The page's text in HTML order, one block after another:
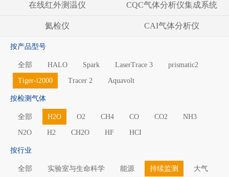
在线红外测温仪 CQC气体分析仪集成系统
氦检仪 CAI气体分析仪
按产品型号
全部 HALO Spark LaserTrace 3 prismatic2
Tiger-i2000 Tracer 2 Aquavolt
按检测气体
全部 H2O O2 CH4 CO CO2 NH3
N2O H2 CH2O HF HCI
按行业
全部 实验室与生命科学 能源 持续监测 大气